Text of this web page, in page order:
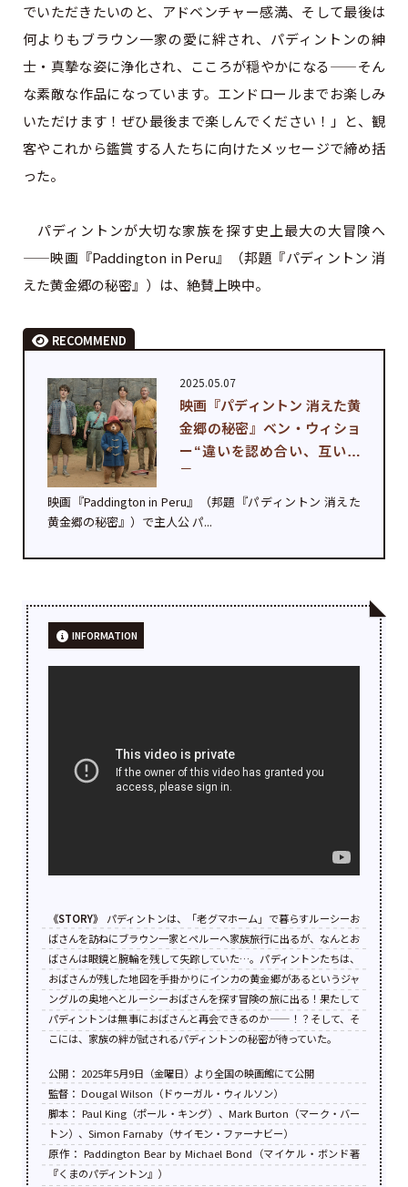
でいただきたいのと、アドベンチャー感満、そして最後は
何よりもブラウン一家の愛に絆され、パディントンの紳
士・真摯な姿に浄化され、こころが穏やかになる——そん
な素敵な作品になっています。エンドロールまでお楽しみ
いただけます！ぜひ最後まで楽しんでください！」と、観
客やこれから鑑賞する人たちに向けたメッセージで締め括
った。
パディントンが大切な家族を探す史上最大の大冒険へ
——映画『Paddington in Peru』（邦題『パディントン 消
えた黄金郷の秘密』）は、絶賛上映中。
RECOMMEND
2025.05.07
映画『パディントン 消えた黄
金郷の秘密』ベン・ウィショ
ー“違いを認め合い、互いに
思い...
映画『Paddington in Peru』（邦題『パディントン 消えた
黄金郷の秘密』）で主人公 パ...
INFORMATION
《STORY》
パディントンは、「老グマホーム」で暮らすルーシーお
ばさんを訪ねにブラウン一家とペルーへ家族旅行に出るが、なんとお
ばさんは眼鏡と腕輪を残して失踪していた…。パディントンたちは、
おばさんが残した地図を手掛かりにインカの黄金郷があるというジャ
ングルの奥地へとルーシーおばさんを探す冒険の旅に出る！果たして
パディントンは無事におばさんと再会できるのか——！？そして、そ
こには、家族の絆が試されるパディントンの秘密が待っていた。
公開： 2025年5月9日（金曜日）より全国の映画館にて公開
監督： Dougal Wilson（ドゥーガル・ウィルソン）
脚本： Paul King（ポール・キング）、Mark Burton（マーク・バー
トン）、Simon Farnaby（サイモン・ファーナビー）
原作： Paddington Bear by Michael Bond（マイケル・ボンド著
『くまのパディントン』）